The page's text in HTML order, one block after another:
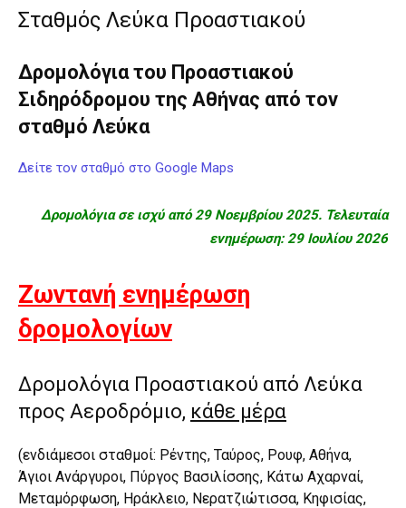
Σταθμός Λεύκα Προαστιακού
Δρομολόγια του Προαστιακού
Σιδηρόδρομου της Αθήνας από τον
σταθμό Λεύκα
Δείτε τον σταθμό στο Google Maps
Δρομολόγια σε ισχύ από 29 Νοεμβρίου 2025. Τελευταία
ενημέρωση: 29 Ιουλίου 2026
Ζωντανή ενημέρωση
δρομολογίων
Δρομολόγια Προαστιακού από Λεύκα
προς Αεροδρόμιο, κάθε μέρα
(ενδιάμεσοι σταθμοί: Ρέντης, Ταύρος, Ρουφ, Αθήνα,
Άγιοι Ανάργυροι, Πύργος Βασιλίσσης, Κάτω Αχαρναί,
Μεταμόρφωση, Ηράκλειο, Νερατζιώτισσα, Κηφισίας,